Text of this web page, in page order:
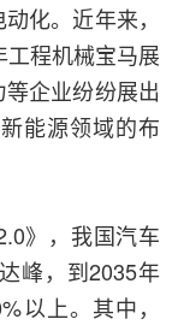
化。近年来，
程机械宝马展
企业纷纷展出
能源领域的布
》，我国汽车
峰，到2035年
以上。其中，